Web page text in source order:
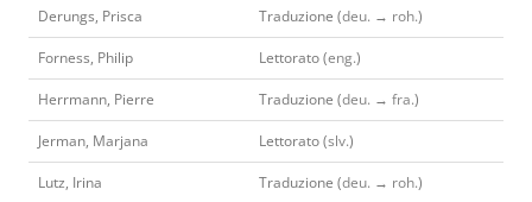
Derungs, Prisca Traduzione (deu. → roh.)
Forness, Philip Lettorato (eng.)
Herrmann, Pierre Traduzione (deu. → fra.)
Jerman, Marjana Lettorato (slv.)
Lutz, Irina Traduzione (deu. → roh.)